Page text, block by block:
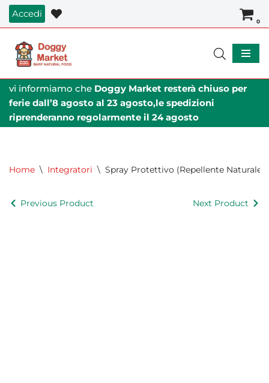
Vai
al
contenuto
Accedi
0
vi informiamo che Doggy Market resterà chiuso per
ferie dall’8 agosto al 23 agosto,le spedizioni
riprenderanno regolarmente il 24 agosto
Home \ Integratori \ Spray Protettivo (Repellente Naturale)
Previous Product Next Product